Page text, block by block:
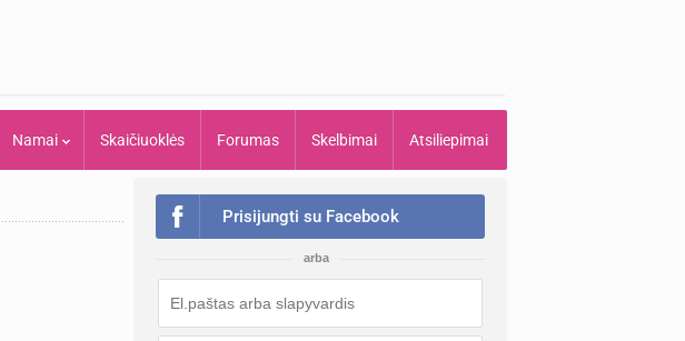
Namai Skaičiuoklės Forumas Skelbimai Atsiliepimai
Prisijungti su Facebook
arba